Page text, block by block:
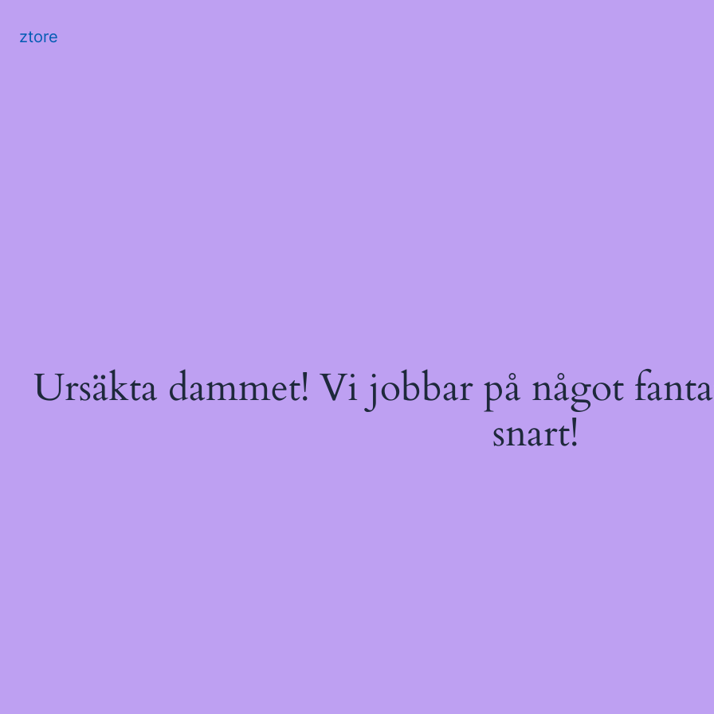
ztore
Ursäkta dammet! Vi jobbar på något
snart!